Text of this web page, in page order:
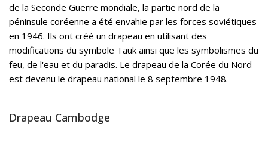
de la Seconde Guerre mondiale, la partie nord de la
péninsule coréenne a été envahie par les forces soviétiques
en 1946. Ils ont créé un drapeau en utilisant des
modifications du symbole Tauk ainsi que les symbolismes du
feu, de l'eau et du paradis. Le drapeau de la Corée du Nord
est devenu le drapeau national le 8 septembre 1948.
Drapeau Cambodge